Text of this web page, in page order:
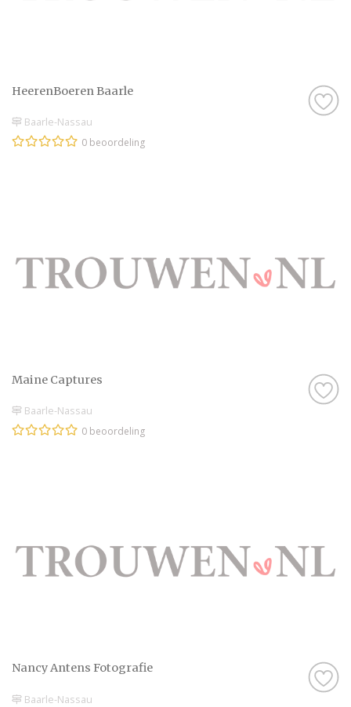
HeerenBoeren Baarle
Baarle-Nassau
0 beoordeling
Maine Captures
Baarle-Nassau
0 beoordeling
Nancy Antens Fotografie
Baarle-Nassau